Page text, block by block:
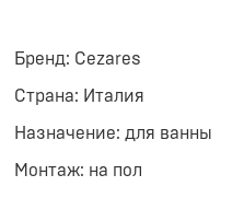
Бренд: Cezares
Страна: Италия
Назначение: для ванны
Монтаж: на пол